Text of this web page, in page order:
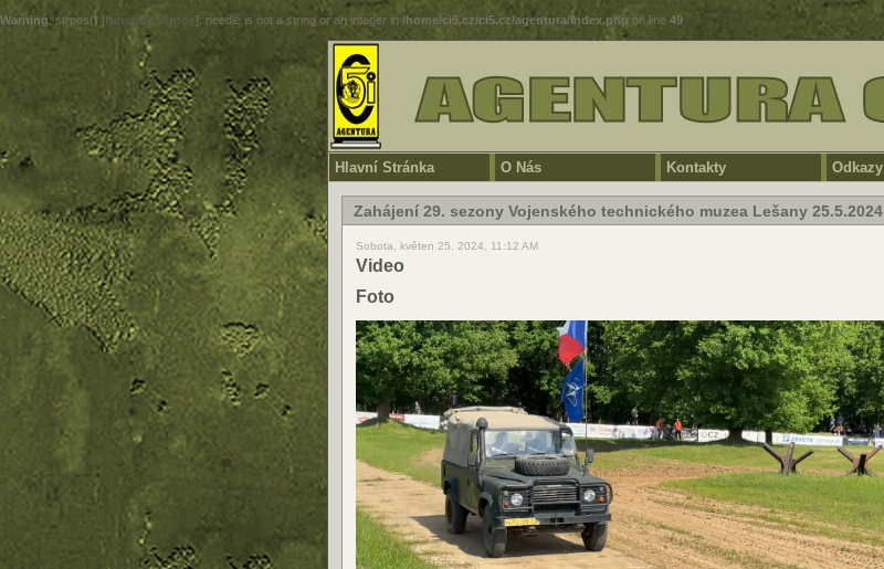
Warning: strpos() [function.strpos]: needle is not a string or an integer in/home/ci5.cz/ci5.cz/agentura/index.php on line49
Hlavní Stránka O Nás Kontakty Odkazy
Zahájení 29. sezony Vojenského technického muzea Lešany 25.5.2024
Sobota, květen 25, 2024, 11:12 AM
Video
Foto